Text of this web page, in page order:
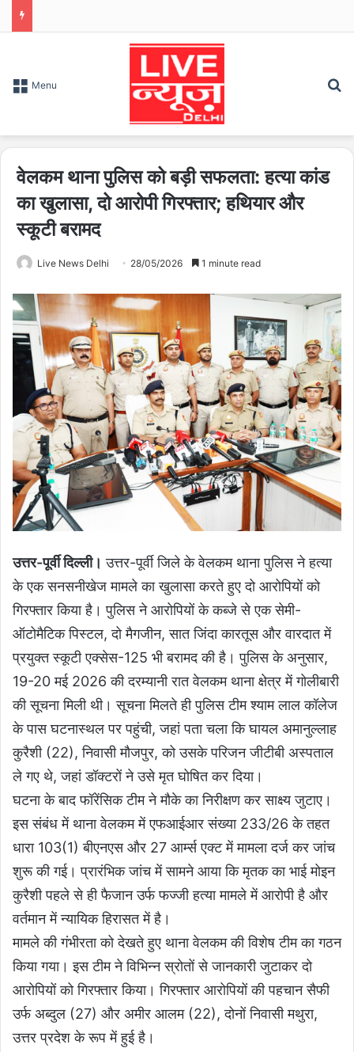
Menu
वेलकम थाना पुलिस को बड़ी सफलता: हत्या कांड
का खुलासा, दो आरोपी गिरफ्तार; हथियार और
स्कूटी बरामद
Live News Delhi 28/05/2026 1 minute read
उत्तर-पूर्वी दिल्ली। उत्तर-पूर्वी जिले के वेलकम थाना पुलिस ने हत्या
के एक सनसनीखेज मामले का खुलासा करते हुए दो आरोपियों को
गिरफ्तार किया है। पुलिस ने आरोपियों के कब्जे से एक सेमी-
ऑटोमैटिक पिस्टल, दो मैगजीन, सात जिंदा कारतूस और वारदात में
प्रयुक्त स्कूटी एक्सेस-125 भी बरामद की है। पुलिस के अनुसार,
19-20 मई 2026 की दरम्यानी रात वेलकम थाना क्षेत्र में गोलीबारी
की सूचना मिली थी। सूचना मिलते ही पुलिस टीम श्याम लाल कॉलेज
के पास घटनास्थल पर पहुंची, जहां पता चला कि घायल अमानुल्लाह
कुरैशी (22), निवासी मौजपुर, को उसके परिजन जीटीबी अस्पताल
ले गए थे, जहां डॉक्टरों ने उसे मृत घोषित कर दिया।
घटना के बाद फॉरेंसिक टीम ने मौके का निरीक्षण कर साक्ष्य जुटाए।
इस संबंध में थाना वेलकम में एफआईआर संख्या 233/26 के तहत
धारा 103(1) बीएनएस और 27 आर्म्स एक्ट में मामला दर्ज कर जांच
शुरू की गई। प्रारंभिक जांच में सामने आया कि मृतक का भाई मोइन
कुरैशी पहले से ही फैजान उर्फ फज्जी हत्या मामले में आरोपी है और
वर्तमान में न्यायिक हिरासत में है।
मामले की गंभीरता को देखते हुए थाना वेलकम की विशेष टीम का गठन
किया गया। इस टीम ने विभिन्न स्रोतों से जानकारी जुटाकर दो
आरोपियों को गिरफ्तार किया। गिरफ्तार आरोपियों की पहचान सैफी
उर्फ अब्दुल (27) और अमीर आलम (22), दोनों निवासी मथुरा,
उत्तर प्रदेश के रूप में हुई है।